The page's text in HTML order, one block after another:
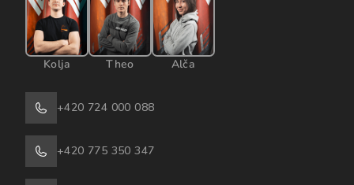
Kolja Theo Alča
+420 724 000 088
+420 775 350 347